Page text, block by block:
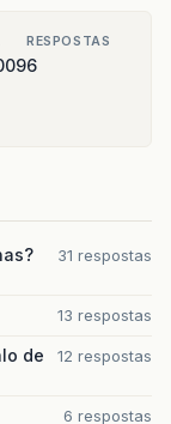
RESPOSTAS
6
31 respostas
13 respostas
de
12 respostas
6 respostas